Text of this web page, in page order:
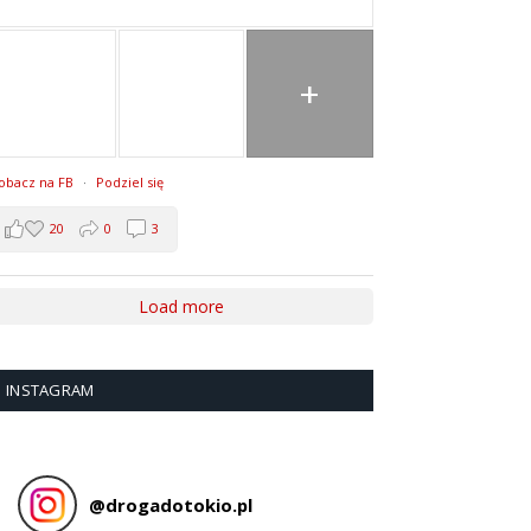
+
na FB · Podziel się
20 0 3
Load more
INSTAGRAM
@drogadotokio.pl